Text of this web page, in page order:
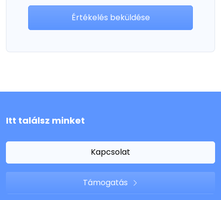
Értékelés beküldése
Itt találsz minket
Kapcsolat
Támogatás